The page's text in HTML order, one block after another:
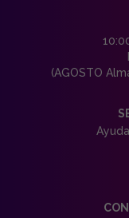
(AGOSTO